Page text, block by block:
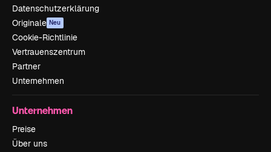
Datenschutzerklärung
Originale Neu
Cookie-Richtlinie
Vertrauenszentrum
Partner
Unternehmen
Unternehmen
Preise
Über uns